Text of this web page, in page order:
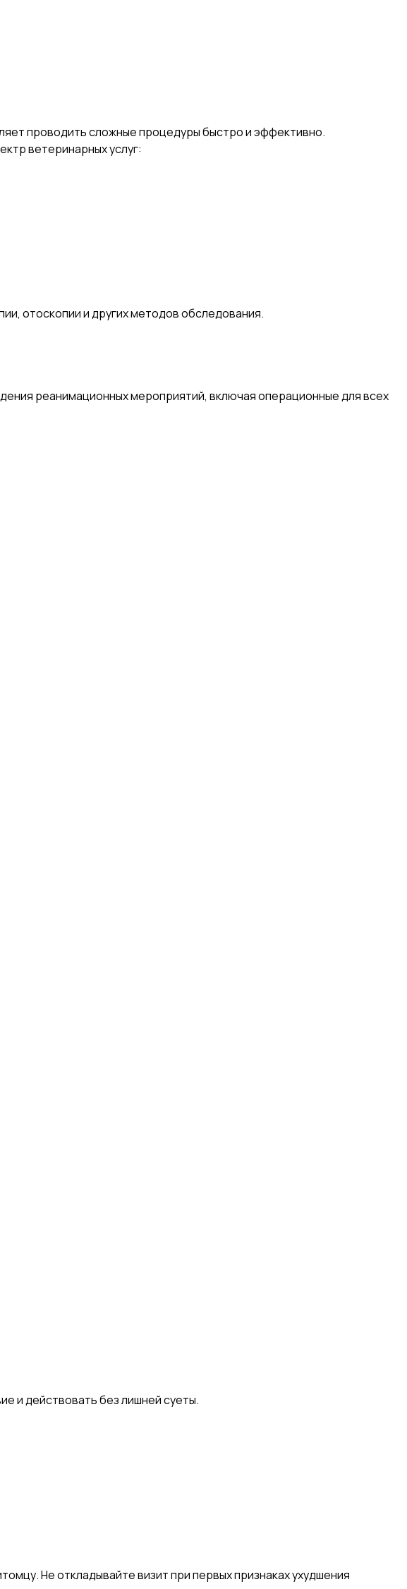
проводить сложные процедуры быстро и эффективно.
ветеринарных услуг:
отоскопии и других методов обследования.
реанимационных мероприятий, включая операционные для всех
и действовать без лишней суеты.
Не откладывайте визит при первых признаках ухудшения